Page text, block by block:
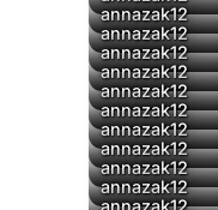
annazak12
annazak12
annazak12
annazak12
annazak12
annazak12
annazak12
annazak12
annazak12
annazak12
annazak12